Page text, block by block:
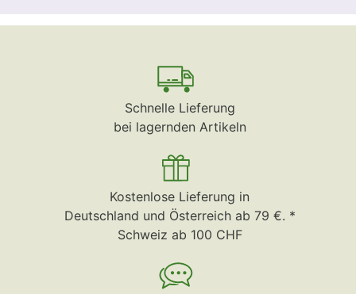
Schnelle Lieferung
bei lagernden Artikeln
Kostenlose Lieferung in
Deutschland und Österreich ab 79 €. *
Schweiz ab 100 CHF